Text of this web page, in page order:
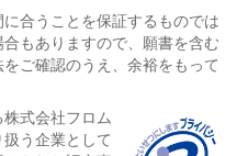
合うことを保証するものでは
もありますので、願書を含む
ご確認のうえ、余裕をもって
式会社フロム
う企業として